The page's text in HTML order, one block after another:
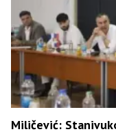
Miličević: